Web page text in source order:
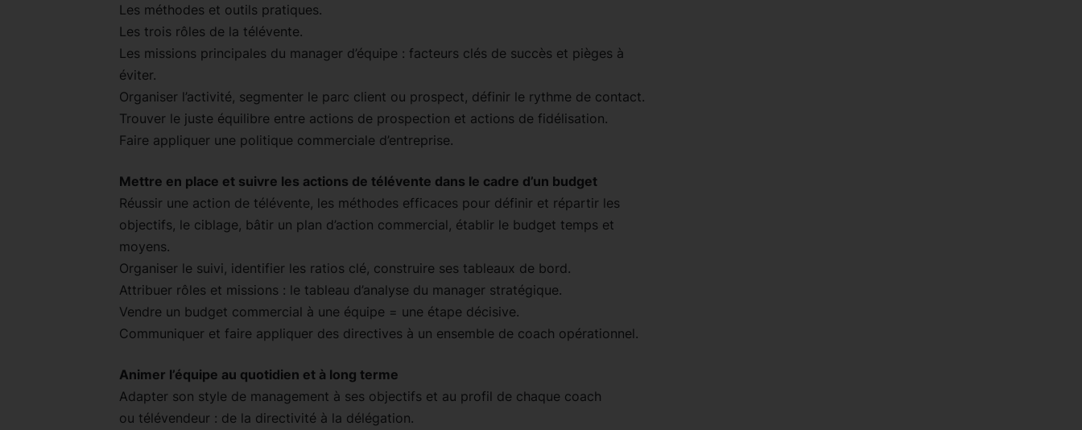
Les méthodes et outils pratiques.
Les trois rôles de la télévente.
Les missions principales du manager d’équipe : facteurs clés de succès et pièges à
éviter.
Organiser l’activité, segmenter le parc client ou prospect, définir le rythme de contact.
Trouver le juste équilibre entre actions de prospection et actions de fidélisation.
Faire appliquer une politique commerciale d’entreprise.
Mettre en place et suivre les actions de télévente dans le cadre d’un budget
Réussir une action de télévente, les méthodes efficaces pour définir et répartir les
objectifs, le ciblage, bâtir un plan d’action commercial, établir le budget temps et
moyens.
Organiser le suivi, identifier les ratios clé, construire ses tableaux de bord.
Attribuer rôles et missions : le tableau d’analyse du manager stratégique.
Vendre un budget commercial à une équipe = une étape décisive.
Communiquer et faire appliquer des directives à un ensemble de coach opérationnel.
Animer l’équipe au quotidien et à long terme
Adapter son style de management à ses objectifs et au profil de chaque coach
ou télévendeur : de la directivité à la délégation.